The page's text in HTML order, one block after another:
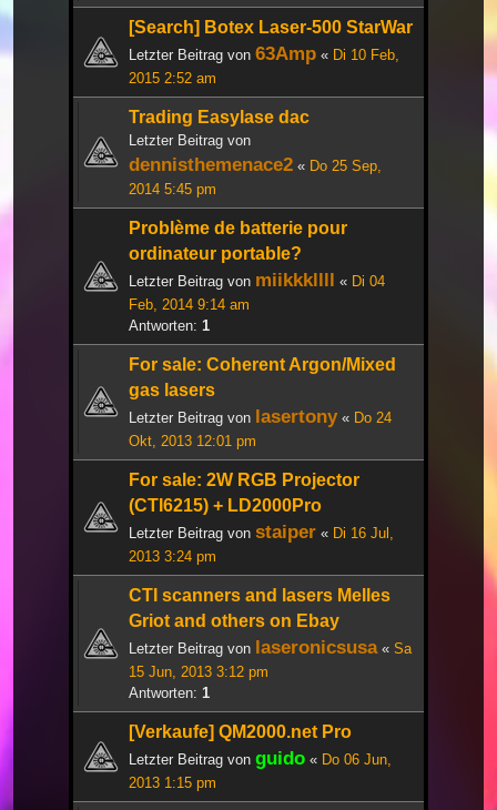
[Search] Botex Laser-500 StarWar
Letzter Beitrag von 63Amp « Di 10 Feb,
2015 2:52 am
Trading Easylase dac
Letzter Beitrag von
dennisthemenace2 « Do 25 Sep,
2014 5:45 pm
Problème de batterie pour
ordinateur portable?
Letzter Beitrag von miikkkllll « Di 04
Feb, 2014 9:14 am
Antworten: 1
For sale: Coherent Argon/Mixed
gas lasers
Letzter Beitrag von lasertony« Do 24
Okt, 2013 12:01 pm
For sale: 2W RGB Projector
(CTI6215) + LD2000Pro
Letzter Beitrag von staiper « Di 16 Jul,
2013 3:24 pm
CTI scanners and lasers Melles
Griot and others on Ebay
Letzter Beitrag von laseronicsusa« Sa
15 Jun, 2013 3:12 pm
Antworten: 1
[Verkaufe] QM2000.net Pro
Letzter Beitrag von guido « Do 06 Jun,
2013 1:15 pm